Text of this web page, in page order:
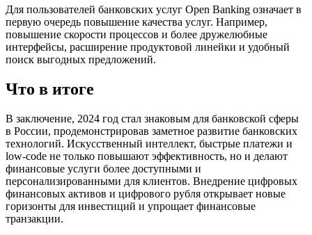
Для пользователей банковских услуг Open Banking означает в
первую очередь повышение качества услуг. Например,
повышение скорости процессов и более дружелюбные
интерфейсы, расширение продуктовой линейки и удобный
поиск выгодных предложений.
Что в итоге
В заключение, 2024 год стал знаковым для банковской сферы
в России, продемонстрировав заметное развитие банковских
технологий. Искусственный интеллект, быстрые платежи и
low-code не только повышают эффективность, но и делают
финансовые услуги более доступными и
персонализированными для клиентов. Внедрение цифровых
финансовых активов и цифрового рубля открывает новые
горизонты для инвестиций и упрощает финансовые
транзакции.